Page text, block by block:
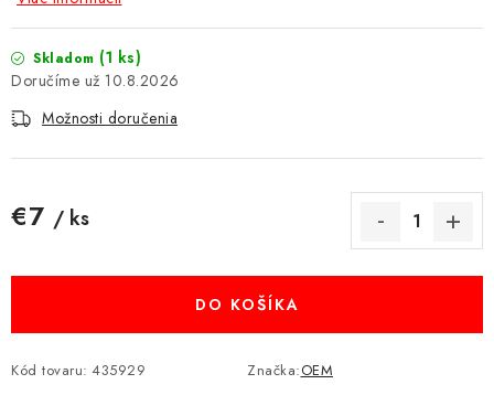
KAMERY
OSTATNÉ PRÍSLUŠENSTVO
Doprava a platba
Obchodné podmienky
Reklamácia Kontakty
Skladom (1 ks)
10.8.2026
Možnosti doručenia
€7 / ks
DO KOŠÍKA
Kód tovaru: 435929 Značka:OEM